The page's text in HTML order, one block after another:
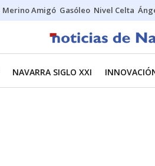
Merino Amigó Gasóleo Nivel Celta
NAVARRA SIGLO XXI